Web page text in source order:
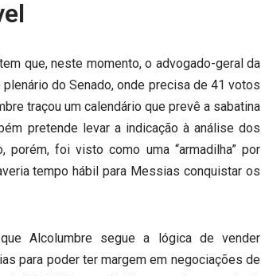
que, neste momento, o advogado-geral da
do Senado, onde precisa de 41 votos
traçou um calendário que prevê a sabatina
pretende levar a indicação à análise dos
porém, foi visto como uma “armadilha” por
tempo hábil para Messias conquistar os
Alcolumbre segue a lógica de vender
para poder ter margem em negociações de